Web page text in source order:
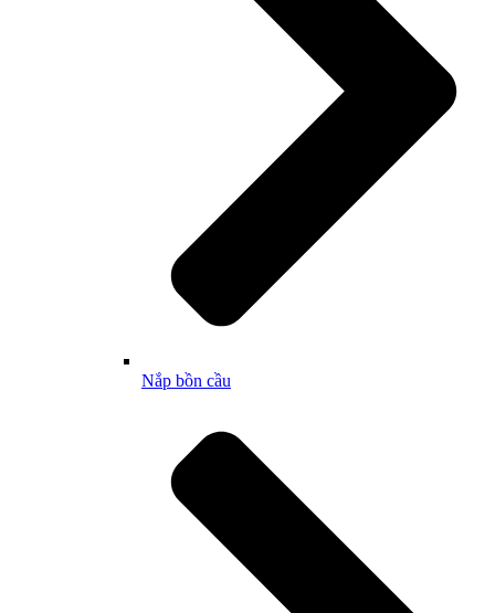
Nắp bồn cầu